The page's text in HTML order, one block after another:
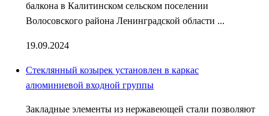
балкона в Калитинском сельском поселении
Волосовского района Ленинградской области ...
19.09.2024
Стеклянный козырек установлен в каркас
алюминиевой входной группы
Закладные элементы из нержавеющей стали позволяют